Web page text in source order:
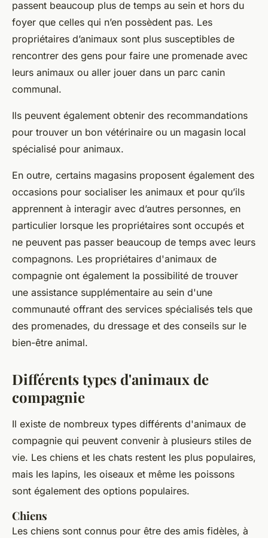
passent beaucoup plus de temps au sein et hors du
foyer que celles qui n’en possèdent pas. Les
propriétaires d’animaux sont plus susceptibles de
rencontrer des gens pour faire une promenade avec
leurs animaux ou aller jouer dans un parc canin
communal.
Ils peuvent également obtenir des recommandations
pour trouver un bon vétérinaire ou un magasin local
spécialisé pour animaux.
En outre, certains magasins proposent également des
occasions pour socialiser les animaux et pour qu’ils
apprennent à interagir avec d’autres personnes, en
particulier lorsque les propriétaires sont occupés et
ne peuvent pas passer beaucoup de temps avec leurs
compagnons. Les propriétaires d'animaux de
compagnie ont également la possibilité de trouver
une assistance supplémentaire au sein d'une
communauté offrant des services spécialisés tels que
des promenades, du dressage et des conseils sur le
bien-être animal.
Différents types d'animaux de
compagnie
Il existe de nombreux types différents d'animaux de
compagnie qui peuvent convenir à plusieurs stiles de
vie. Les chiens et les chats restent les plus populaires,
mais les lapins, les oiseaux et même les poissons
sont également des options populaires.
Chiens
Les chiens sont connus pour être des amis fidèles, à